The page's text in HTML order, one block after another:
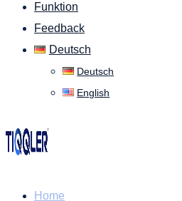
Funktion
Feedback
Deutsch
Deutsch
English
Home